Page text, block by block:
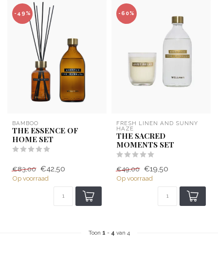
-49%
BAMBOO
THE ESSENCE OF
HOME SET
€83,00 €42,50
Op voorraad
-60%
FRESH LINEN AND SUNNY
HAZE
THE SACRED
MOMENTS SET
€49,00 €19,50
Op voorraad
Toon 1 - 4 van 4